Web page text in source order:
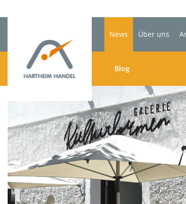
News
Blog
Über uns